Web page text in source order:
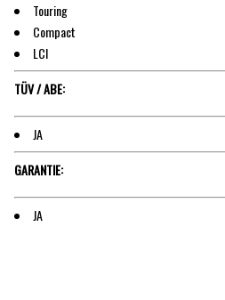
Touring
Compact
LCI
TÜV / ABE:
JA
GARANTIE:
JA